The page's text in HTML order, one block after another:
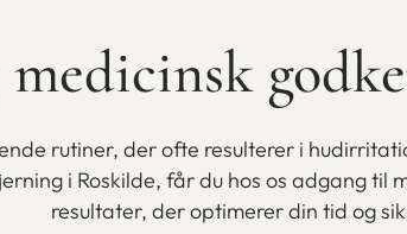
rutiner, der ofte resulterer i
i Roskilde, får du hos os adgang
resultater, der optimerer din tid og